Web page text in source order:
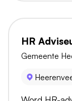
HR
Gemeente